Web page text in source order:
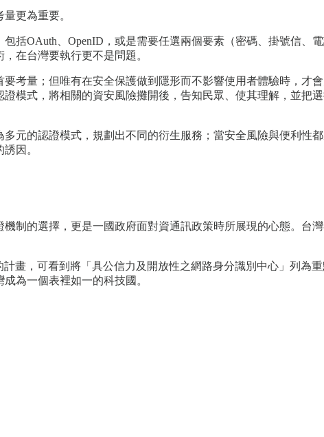
更為重要。
括OAuth、OpenID，或是需要任選兩個要素（密碼、掛號信、
在台灣要執行更不是問題。
考量；但唯有在安全保護做到隱形而不影響使用者體驗時，才
模式，將相關的資安風險攤開後，告知民眾、使其理解，並把
元的認證模式，規劃出不同的衍生服務；當安全風險與便利性
因。
制的選擇，更是一國政府面對資通訊政策時所展現的心態。台
計畫，可看到將「具公信力及開放性之網路身分識別中心」列為
為一個表裡如一的科技國。